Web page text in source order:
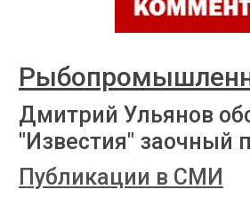
Дмитрий Ульянов
"Известия" заочный
Публикации в СМИ